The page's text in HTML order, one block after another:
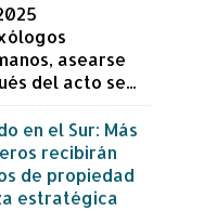
asearse
del acto se...
en el Sur: Más
recibirán
de propiedad
estratégica